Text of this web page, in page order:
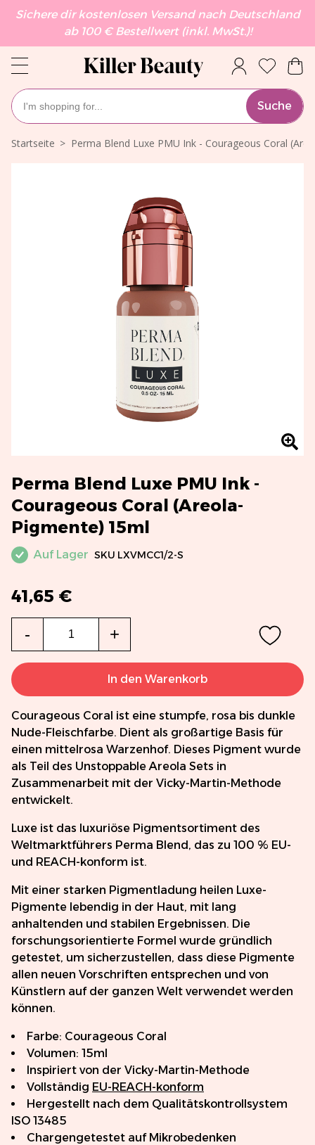
Sichere dir kostenlosen Versand nach Deutschland
ab 100 € Bestellwert (inkl. MwSt.)!
Suche
Startseite Perma Blend Luxe PMU Ink - Courageous Coral
Perma Blend Luxe PMU Ink -
Courageous Coral (Areola-
Pigmente) 15ml
Auf Lager SKU LXVMCC1/2-S
41,65 €
- +
In den Warenkorb
Courageous Coral ist eine stumpfe, rosa bis dunkle
Nude-Fleischfarbe. Dient als großartige Basis für
einen mittelrosa Warzenhof. Dieses Pigment wurde
als Teil des Unstoppable Areola Sets in
Zusammenarbeit mit der Vicky-Martin-Methode
entwickelt.
Luxe ist das luxuriöse Pigmentsortiment des
Weltmarktführers Perma Blend, das zu 100 % EU-
und REACH-konform ist.
Mit einer starken Pigmentladung heilen Luxe-
Pigmente lebendig in der Haut, mit lang
anhaltenden und stabilen Ergebnissen. Die
forschungsorientierte Formel wurde gründlich
getestet, um sicherzustellen, dass diese Pigmente
allen neuen Vorschriften entsprechen und von
Künstlern auf der ganzen Welt verwendet werden
können.
Farbe: Courageous Coral
Volumen: 15ml
Inspiriert von der Vicky-Martin-Methode
Vollständig EU-REACH-konform
Hergestellt nach dem Qualitätskontrollsystem
ISO 13485
Chargengetestet auf Mikrobedenken